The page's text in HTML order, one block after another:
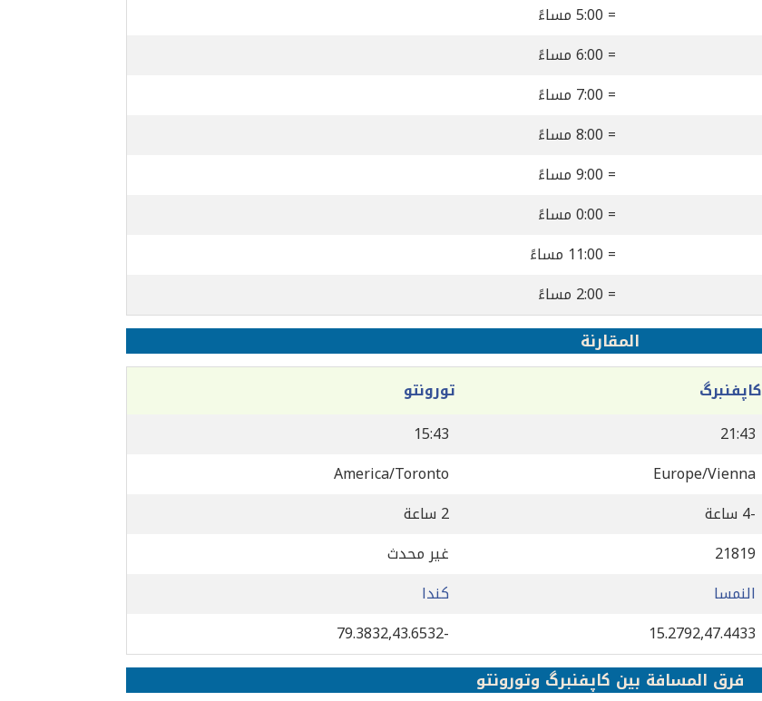
= 5:00 مساءً
= 6:00 مساءً
= 7:00 مساءً
= 8:00 مساءً
= 9:00 مساءً
= 0:00 مساءً
= 11:00 مساءً
= 2:00 مساءً
المقارنة
کاپفنبرگ
تورونتو
21:43
15:43
Europe/Vienna
America/Toronto
-4 ساعة
2 ساعة
21819
غير محدث
النمسا
كندا
15.2792,47.4433
-79.3832,43.6532
فرق المسافة بين کاپفنبرگ وتورونتو